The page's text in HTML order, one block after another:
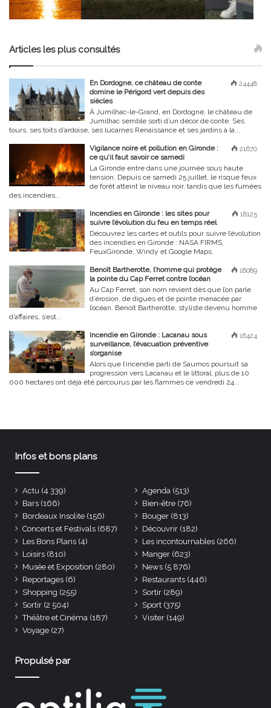
Articles les plus consultés
24448
En Dordogne, ce château de conte
domine le Périgord vert depuis des
siècles
À Jumilhac-le-Grand, en Dordogne, le château de
Jumilhac semble sorti d’un décor de conte. Ses
tours, ses toits d’ardoise, ses lucarnes Renaissance et ses jardins à la...
21670
Vigilance noire et pollution en Gironde :
ce qu’il faut savoir ce samedi
La Gironde entre dans une journée sous haute
tension. Depuis ce samedi 25 juillet, le risque feux
de forêt atteint le niveau noir, tandis que les fumées
des incendies...
18125
Incendies en Gironde : les sites pour
suivre l’évolution du feu en temps réel
Découvrez les cartes et outils pour suivre l’évolution
des incendies en Gironde : NASA FIRMS,
FeuxGironde, Windy et Google Maps.
18089
Benoît Bartherotte, l’homme qui protège
la pointe du Cap Ferret contre l’océan
Au Cap Ferret, son nom revient dès que l’on parle
d’érosion, de digues et de pointe menacée par
l’océan. Benoît Bartherotte, styliste devenu homme
d’affaires, s’est...
16424
Incendie en Gironde : Lacanau sous
surveillance, l’évacuation préventive
s’organise
Alors que l’incendie parti de Saumos poursuit sa
progression vers Lacanau et le littoral, plus de 10
000 hectares ont déjà été parcourus par les flammes ce vendredi 24...
Infos et bons plans
Actu (4 339) Agenda (513)
Bars (166) Bien-être (76)
Bordeaux Insolite (156) Bouger (813)
Concerts et Festivals (687) Découvrir (182)
Les Bons Plans (4) Les incontournables (266)
Loisirs (810) Manger (623)
Musée et Exposition (280) News (5 876)
Reportages (6) Restaurants (446)
Shopping (255) Sortir (289)
Sortir (2 504) Sport (375)
Théâtre et Cinéma (187) Visiter (149)
Voyage (27)
Propulsé par